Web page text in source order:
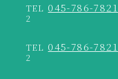
TEL 045-786-7821
2
TEL 045-786-7821
2